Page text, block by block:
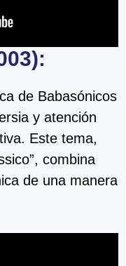
de Babasónicos
y atención
Este tema,
combina
de una manera